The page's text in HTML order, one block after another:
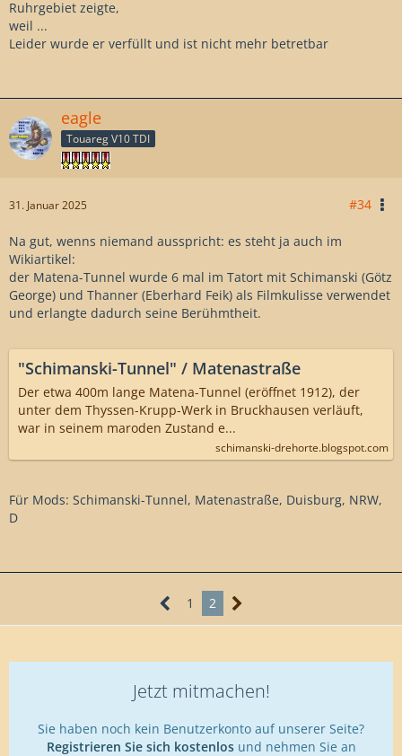
Ruhrgebiet zeigte,
weil ...
Leider wurde er verfüllt und ist nicht mehr betretbar
eagle
Touareg V10 TDI
31. Januar 2025 #34
Na gut, wenns niemand ausspricht: es steht ja auch im
Wikiartikel:
der Matena-Tunnel wurde 6 mal im Tatort mit Schimanski (Götz
George) und Thanner (Eberhard Feik) als Filmkulisse verwendet
und erlangte dadurch seine Berühmtheit.
"Schimanski-Tunnel" / Matenastraße
Der etwa 400m lange Matena-Tunnel (eröffnet 1912), der
unter dem Thyssen-Krupp-Werk in Bruckhausen verläuft,
war in seinem maroden Zustand e...
schimanski-drehorte.blogspot.com
Für Mods: Schimanski-Tunnel, Matenastraße, Duisburg, NRW,
D
1 2
Jetzt mitmachen!
Sie haben noch kein Benutzerkonto auf unserer Seite?
Registrieren Sie sich kostenlosund nehmen Sie an